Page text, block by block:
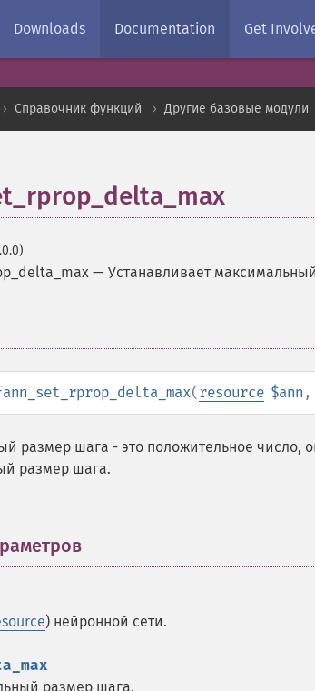
Downloads Documentation Get
Справочник функций Другие базовые модули
— Устанавливает
(resource $ann ,
размер шага - это положительное число,
размер шага.
) нейронной сети.
размер шага.